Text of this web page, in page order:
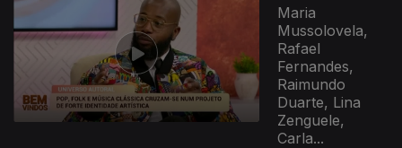
Maria
Mussolovela,
Rafael
Fernandes,
Raimundo
Duarte, Lina
Zenguele,
Carla...